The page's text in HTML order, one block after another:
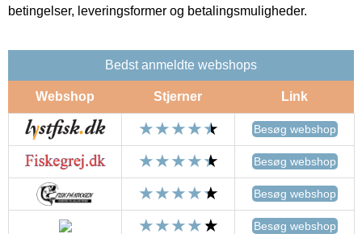
betingelser, leveringsformer og betalingsmuligheder.
Bedst anmeldte webshops
Webshop Stjerner Link
Besøg webshop
Besøg webshop
Besøg webshop
Besøg webshop